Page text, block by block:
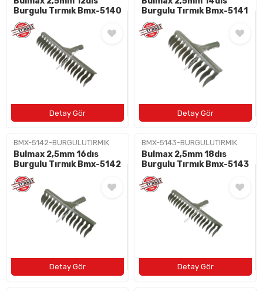
Burgulu Tırmık Bmx-5140
Burgulu Tırmık Bmx-5141
BMX-5142-BURGULUTIRMIK
Bulmax 2,5mm 16dıs
Burgulu Tırmık Bmx-5142
BMX-5143-BURGULUTIRMIK
Bulmax 2,5mm 18dıs
Burgulu Tırmık Bmx-5143